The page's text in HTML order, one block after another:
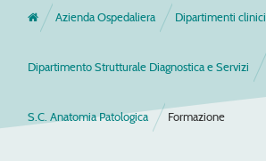
Azienda Ospedaliera Dipartimenti clinici
Dipartimento Strutturale Diagnostica e Servizi
S.C. Anatomia Patologica Formazione